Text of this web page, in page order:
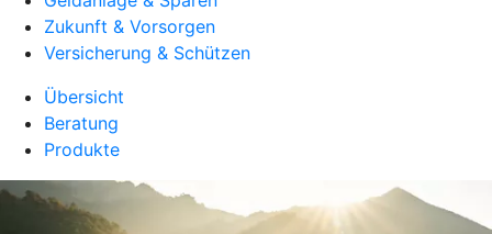
Zukunft & Vorsorgen
Versicherung & Schützen
Übersicht
Beratung
Produkte